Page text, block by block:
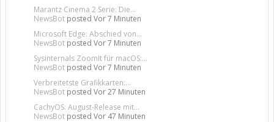
Marantz Cinema 2 Serie: Die...
NewsBot posted Vor 7 Minuten
Microsoft Edge: Abschied von...
NewsBot posted Vor 7 Minuten
Sysinternals ZoomIt für macOS:...
NewsBot posted Vor 7 Minuten
Verbreitetste Grafikkarten:...
NewsBot posted Vor 27 Minuten
CachyOS: August-Release mit...
NewsBot posted Vor 47 Minuten